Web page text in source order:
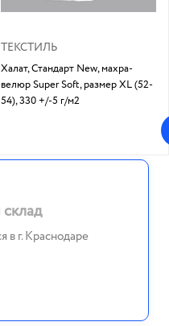
ТЕКСТИЛЬ
Халат, Стандарт New, махра-
велюр Super Soft, размер XL (52-
54), 330 +/-5 г/м2
в г. Краснодаре